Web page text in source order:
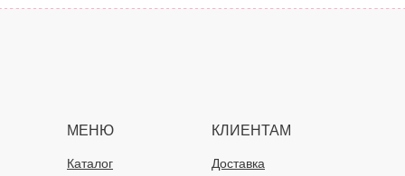
МЕНЮ КЛИЕНТАМ
Каталог Доставка